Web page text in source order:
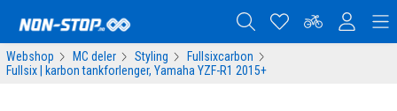
Webshop MC deler Styling
Fullsixcarbon
Fullsix | karbon tankforlenger, Yamaha YZF-R1 2015+